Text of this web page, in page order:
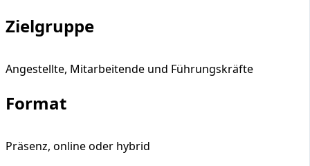
Zielgruppe
Angestellte, Mitarbeitende und Führungskräfte
Format
Präsenz, online oder hybrid